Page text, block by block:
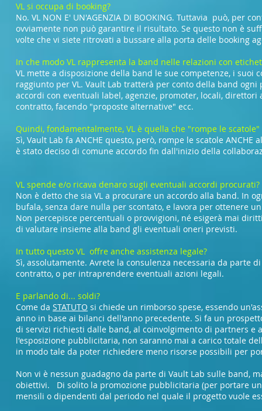
VL si occupa di booking?
No. VL NON E' UN'AGENZIA DI BOOKING. Tuttavia può, per
ovviamente non può garantire il risultato. Se questo non è
volte che vi siete ritrovati a bussare alla porta delle booking
In che modo VL rappresenta la band nelle relazioni con
VL mette a disposizione della band le sue competenze, i
raggiunto per VL. Vault Lab tratterà per conto della band
accordi con eventuali label, agenzie, promoter, locali,
contratto, facendo "proposte alternative" ecc.
Quindi, fondamentalmente, VL è quella che "rompe le
Sì, Vault Lab fa ANCHE questo, però, rompe le scatole
è stato deciso di comune accordo fin dall'inizio della
VL spende e/o ricava denaro sugli eventuali accordi procurati?
Non è detto che sia VL a procurare un accordo alla band. In
bufala, senza dare nulla per scontato, e lavora per ottenere
Non percepisce percentuali o provvigioni, né esigerà mai
di valutare insieme alla band gli eventuali oneri previsti.
In tutto questo VL offre anche assistenza legale?
Sì, assolutamente. Avrete la consulenza necessaria da
contratto, o per intraprendere eventuali azioni legali.
E parlando di... soldi?
Come da STATUTO si chiede un rimborso spese, essendo
anno in base ai bilanci dell'anno precedente. Si fa un
di servizi richiesti dalle band, al coinvolgimento di partners e
l'esposizione pubblicitaria, non saranno mai a carico totale
in modo tale da poter richiedere meno risorse possibili per
Non vi è nessun guadagno da parte di Vault Lab sulle band,
obiettivi. Di solito la promozione pubblicitaria (per portare
mensili o dipendenti dal periodo nel quale il progetto vuole